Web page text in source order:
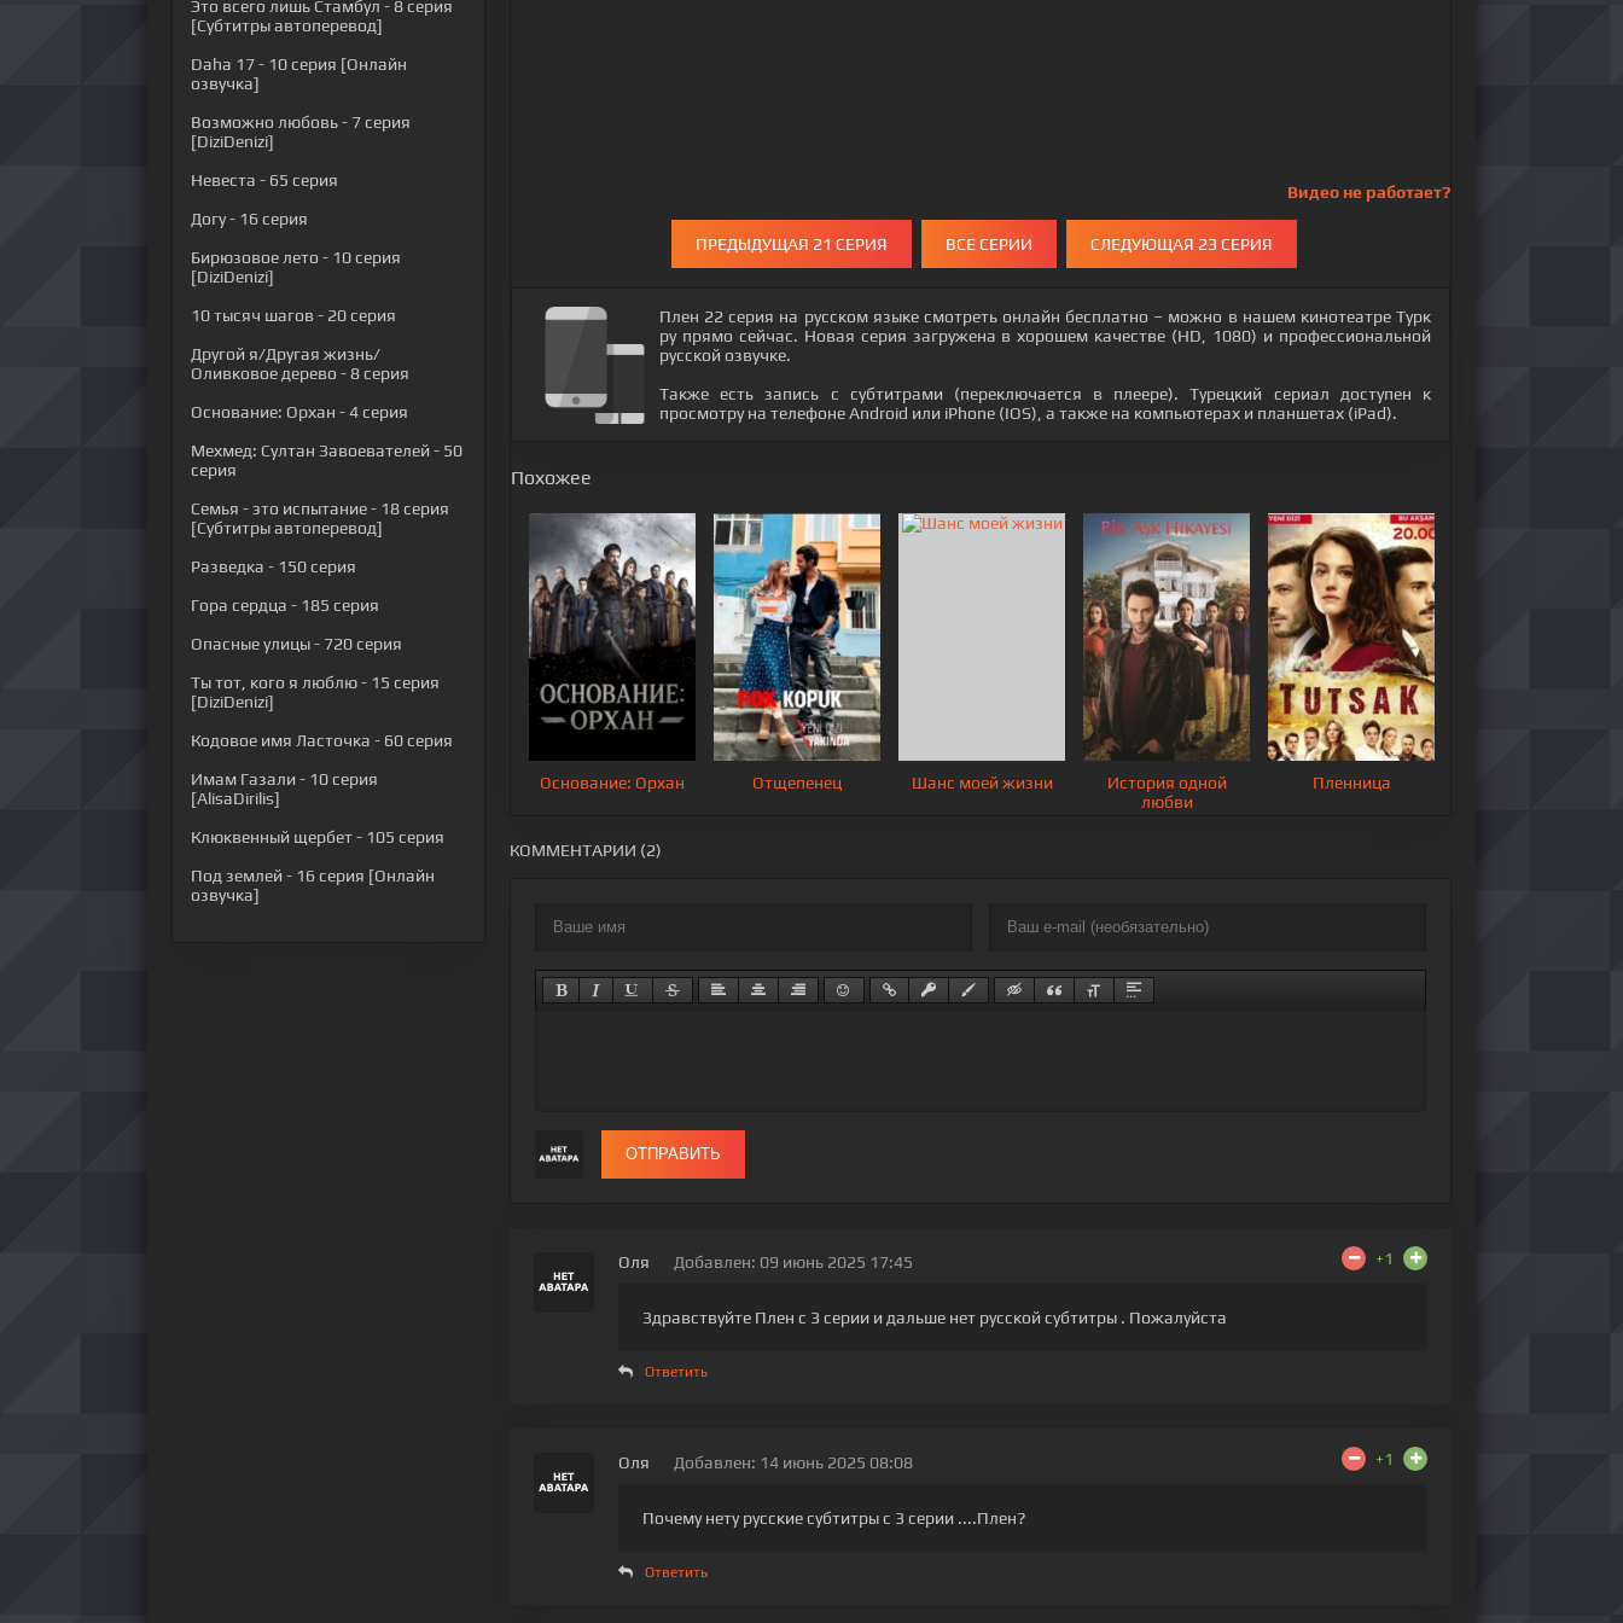
Видео не работает?
ПРЕДЫДУЩАЯ 21 СЕРИЯ ВСЕ СЕРИИ СЛЕДУЮЩАЯ 23 СЕРИЯ
Плен 22 серия на русском языке смотреть онлайн бесплатно – можно в нашем кинотеатре Турк
ру прямо сейчас. Новая серия загружена в хорошем качестве (HD, 1080) и профессиональной
русской озвучке.
Также есть запись с субтитрами (переключается в плеере). Турецкий сериал доступен к
просмотру на телефоне Android или iPhone (IOS), а также на компьютерах и планшетах (iPad).
Похожее
Основание: Орхан Отщепенец Шанс моей жизни
История одной
любви
Пленница
КОММЕНТАРИИ (2)
ОТПРАВИТЬ
Оля Добавлен: 09 июнь 2025 17:45 +1
Здравствуйте Плен с 3 серии и дальше нет русской субтитры . Пожалуйста
Ответить
Оля Добавлен: 14 июнь 2025 08:08 +1
Почему нету русские субтитры с 3 серии ....Плен?
Ответить
Это всего лишь Стамбул - 8 серия
[Субтитры автоперевод]
Daha 17- 10 серия [Онлайн
озвучка]
Возможно любовь- 7 серия
[DiziDenizi]
Невеста - 65 серия
Догу- 16 серия
Бирюзовое лето - 10 серия
[DiziDenizi]
10 тысяч шагов - 20 серия
Другой я/Другая жизнь/
Оливковое дерево - 8 серия
Основание: Орхан - 4 серия
Мехмед: Султан Завоевателей - 50
серия
Семья - это испытание- 18 серия
[Субтитры автоперевод]
Разведка - 150 серия
Гора сердца - 185 серия
Опасные улицы- 720 серия
Ты тот, кого я люблю- 15 серия
[DiziDenizi]
Кодовое имя Ласточка - 60 серия
Имам Газали - 10 серия
[AlisaDirilis]
Клюквенный щербет- 105 серия
Под землей - 16 серия [Онлайн
озвучка]